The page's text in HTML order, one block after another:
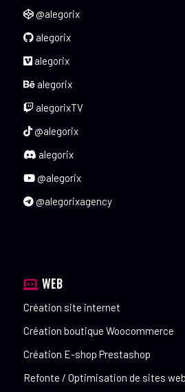
@alegorix
alegorix
alegorix
alegorix
alegorixTV
@alegorix
alegorix
@alegorix
@alegorixagency
WEB
Création site internet
Création boutique Woocommerce
Création E-shop Prestashop
Refonte / Optimisation de sites web